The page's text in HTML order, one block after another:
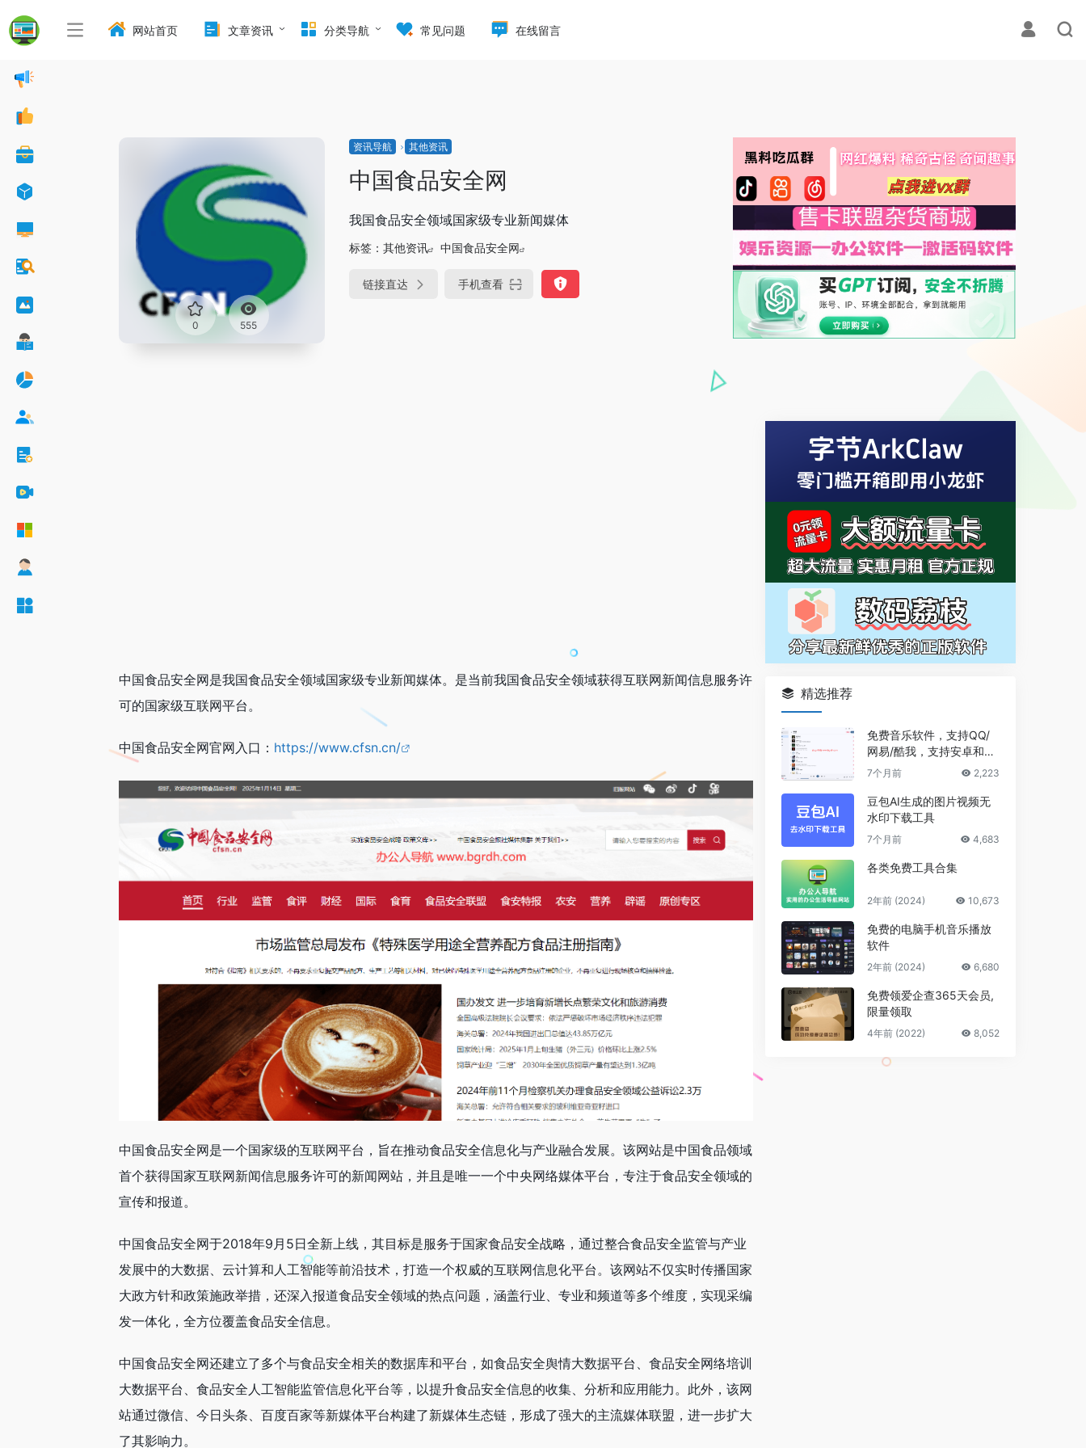
网站首页 文章资讯 分类导航 常见问题 在线留言
0 555
资讯导航 其他资讯
中国食品安全网
我国食品安全领域国家级专业新闻媒体
标签： 其他资讯 中国食品安全网
链接直达 手机查看
中国食品安全网是我国食品安全领域国家级专业新闻媒体。是当前我国食品安全领域获得互联网新闻信息服务许
可的国家级互联网平台。
中国食品安全网官网入口： https://www.cfsn.cn/
中国食品安全网是一个国家级的互联网平台，旨在推动食品安全信息化与产业融合发展。该网站是中国食品领域
首个获得国家互联网新闻信息服务许可的新闻网站，并且是唯一一个中央网络媒体平台，专注于食品安全领域的
宣传和报道。
中国食品安全网于2018年9月5日全新上线，其目标是服务于国家食品安全战略，通过整合食品安全监管与产业
发展中的大数据、云计算和人工智能等前沿技术，打造一个权威的互联网信息化平台。该网站不仅实时传播国家
大政方针和政策施政举措，还深入报道食品安全领域的热点问题，涵盖行业、专业和频道等多个维度，实现采编
发一体化，全方位覆盖食品安全信息。
中国食品安全网还建立了多个与食品安全相关的数据库和平台，如食品安全舆情大数据平台、食品安全网络培训
大数据平台、食品安全人工智能监管信息化平台等，以提升食品安全信息的收集、分析和应用能力。此外，该网
站通过微信、今日头条、百度百家等新媒体平台构建了新媒体生态链，形成了强大的主流媒体联盟，进一步扩大
了其影响力。
精选推荐
免费音乐软件，支持QQ/
网易/酷我，支持安卓和Wi
ndows平台
7个月前 2,223
豆包AI生成的图片视频无
水印下载工具
7个月前 4,683
各类免费工具合集
2年前 (2024) 10,673
免费的电脑手机音乐播放
软件
2年前 (2024) 6,680
免费领爱企查365天会员,
限量领取
4年前 (2022) 8,052